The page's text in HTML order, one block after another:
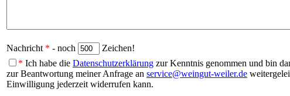
Nachricht * - noch
Zeichen!
* Ich habe die Datenschutzerklärung zur Kenntnis genommen und bin
zur Beantwortung meiner Anfrage an service@weingut-weiler.de
Einwilligung jederzeit widerrufen kann.